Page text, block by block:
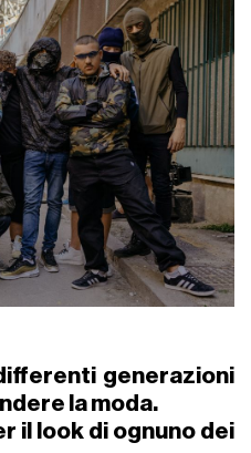
generazioni
la moda.
il look di ognuno dei